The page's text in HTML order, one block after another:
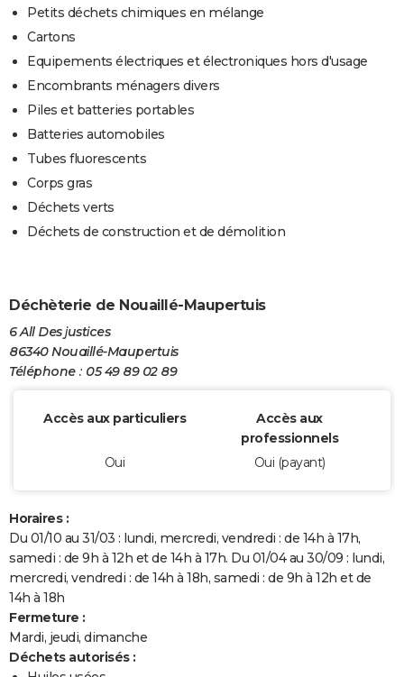
Petits déchets chimiques en mélange
Cartons
Equipements électriques et électroniques hors d'usage
Encombrants ménagers divers
Piles et batteries portables
Batteries automobiles
Tubes fluorescents
Corps gras
Déchets verts
Déchets de construction et de démolition
Déchèterie de Nouaillé-Maupertuis
6 All Des justices
86340 Nouaillé-Maupertuis
Téléphone : 05 49 89 02 89
Accès aux particuliers
Accès aux
professionnels
Oui
Oui (payant)
Horaires :
Du 01/10 au 31/03 : lundi, mercredi, vendredi : de 14h à 17h,
samedi : de 9h à 12h et de 14h à 17h. Du 01/04 au 30/09 : lundi,
mercredi, vendredi : de 14h à 18h, samedi : de 9h à 12h et de
14h à 18h
Fermeture :
Mardi, jeudi, dimanche
Déchets autorisés :